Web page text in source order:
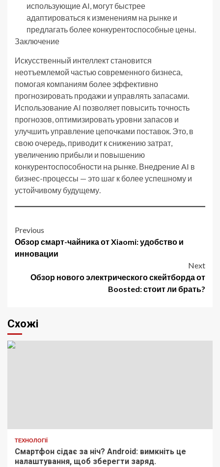
использующие AI, могут быстрее
адаптироваться к изменениям на рынке и
предлагать более конкурентоспособные цены.
Заключение
Искусственный интеллект становится
неотъемлемой частью современного бизнеса,
помогая компаниям более эффективно
прогнозировать продажи и управлять запасами.
Использование AI позволяет повысить точность
прогнозов, оптимизировать уровни запасов и
улучшить управление цепочками поставок. Это, в
свою очередь, приводит к снижению затрат,
увеличению прибыли и повышению
конкурентоспособности на рынке. Внедрение AI в
бизнес-процессы — это шаг к более успешному и
устойчивому будущему.
Post
navigation
Previous
Обзор смарт-чайника от Xiaomi: удобство и
инновации
Next
Обзор нового электрического скейтборда от
Boosted: стоит ли брать?
Схожі
ТЕХНОЛОГІЇ
Смартфон сідає за ніч? Android: вимкніть це
налаштування, щоб зберегти заряд.